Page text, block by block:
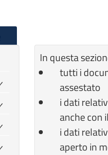
In questa
tutti i
assestato
i dati
anche con
i dati
aperto in